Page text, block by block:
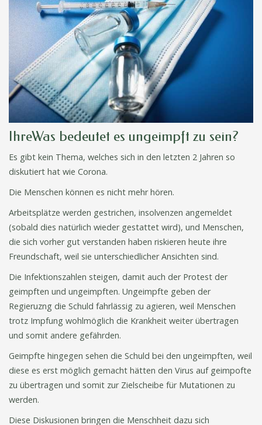
IhreWas bedeutet es ungeimpft zu sein?
Es gibt kein Thema, welches sich in den letzten 2 Jahren so
diskutiert hat wie Corona.
Die Menschen können es nicht mehr hören.
Arbeitsplätze werden gestrichen, insolvenzen angemeldet
(sobald dies natürlich wieder gestattet wird), und Menschen,
die sich vorher gut verstanden haben riskieren heute ihre
Freundschaft, weil sie unterschiedlicher Ansichten sind.
Die Infektionszahlen steigen, damit auch der Protest der
geimpften und ungeimpften. Ungeimpfte geben der
Regieruzng die Schuld fahrlässig zu agieren, weil Menschen
trotz Impfung wohlmöglich die Krankheit weiter übertragen
und somit andere gefährden.
Geimpfte hingegen sehen die Schuld bei den ungeimpften, weil
diese es erst möglich gemacht hätten den Virus auf geimpofte
zu übertragen und somit zur Zielscheibe für Mutationen zu
werden.
Diese Diskusionen bringen die Menschheit dazu sich